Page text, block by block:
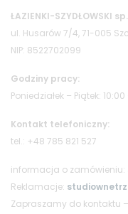
ŁAZIENKI-SZYDŁOWSKI
ul. Husarów 7/4, 71-005
NIP: 8522702099
Godziny pracy:
Poniedziałek – Piątek: 10:00
Kontakt telefoniczny:
tel.: +48 785 821 527
informacja o zamówieniu:
Reklamacje:
Zapraszamy do kontaktu